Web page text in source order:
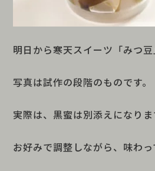
明日から寒天スイーツ「みつ豆
写真は試作の段階のものです。
実際は、黒蜜は別添えになりま
お好みで調整しながら、味わっ